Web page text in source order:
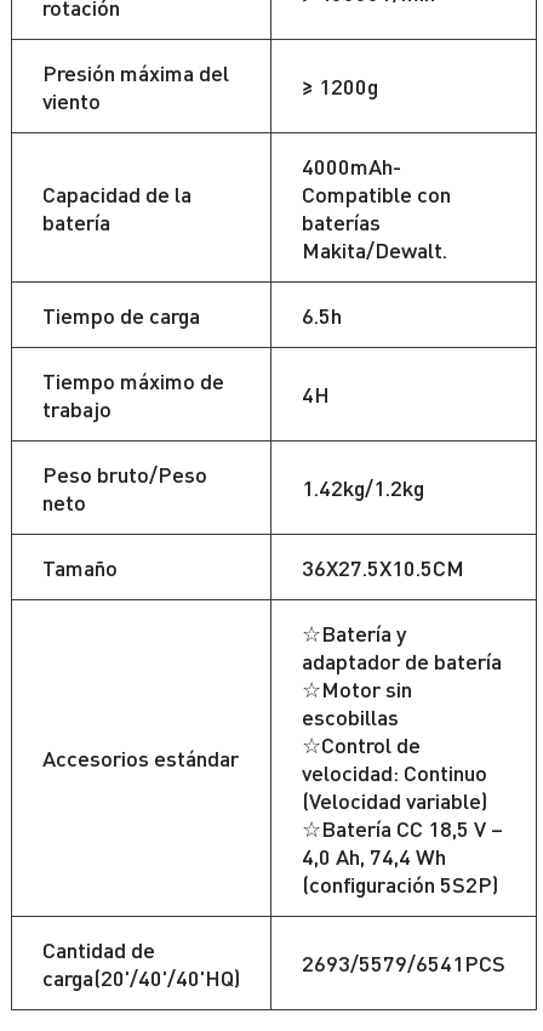
rotación
Presión máxima del
viento
≥ 1200g
Capacidad de la
batería
4000mAh-
Compatible con
baterías
Makita/Dewalt.
Tiempo de carga 6.5h
Tiempo máximo de
trabajo
4H
Peso bruto/Peso
neto
1.42kg/1.2kg
Tamaño 36X27.5X10.5CM
Accesorios estándar
☆Batería y
adaptador de batería
☆Motor sin
escobillas
☆Control de
velocidad: Continuo
(Velocidad variable)
☆Batería CC 18,5 V –
4,0 Ah, 74,4 Wh
(configuración 5S2P)
Cantidad de
carga(20'/40'/40'HQ)
2693/5579/6541PCS